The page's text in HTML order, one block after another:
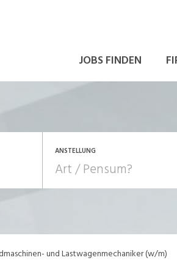
JOBS FINDEN
ANSTELLUNG
Temporär (befristet)
Human Resources
und Lastwagenmechaniker (w/m)